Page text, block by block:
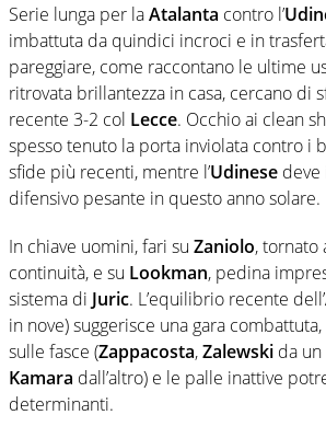
Serie lunga per laAtalanta contro l’
imbattuta da quindici incroci e in
pareggiare, come raccontano le ultime
ritrovata brillantezza in casa, cercano di
recente 3-2 col Lecce. Occhio ai clean
spesso tenuto la porta inviolata contro i
sfide più recenti, mentre l’Udinese
difensivo pesante in questo anno solare.
In chiave uomini, fari su Zaniolo, tornato
continuità, e su Lookman, pedina
sistema di Juric. L’equilibrio recente dell’
in nove) suggerisce una gara
sulle fasce (Zappacosta,Zalewski da un
Kamara dall’altro) e le palle inattive
determinanti.